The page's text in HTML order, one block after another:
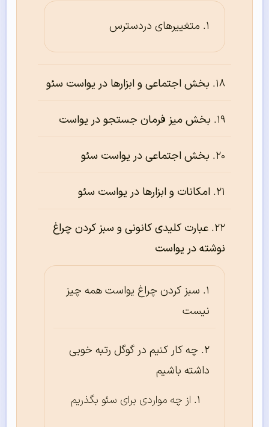
متغییرهای دردسترس
بخش اجتماعی و ابزارها در یواست سئو
بخش میز فرمان جستجو در یواست
بخش اجتماعی در یواست سئو
امکانات و ابزارها در یواست سئو
عبارت کلیدی کانونی و سبز کردن چراغ
نوشته در یواست
سبز کردن چراغ یواست‌ همه چیز
نیست
چه کار کنیم در گوگل رتبه خوبی
داشته باشیم
از چه مواردی برای سئو بگذریم